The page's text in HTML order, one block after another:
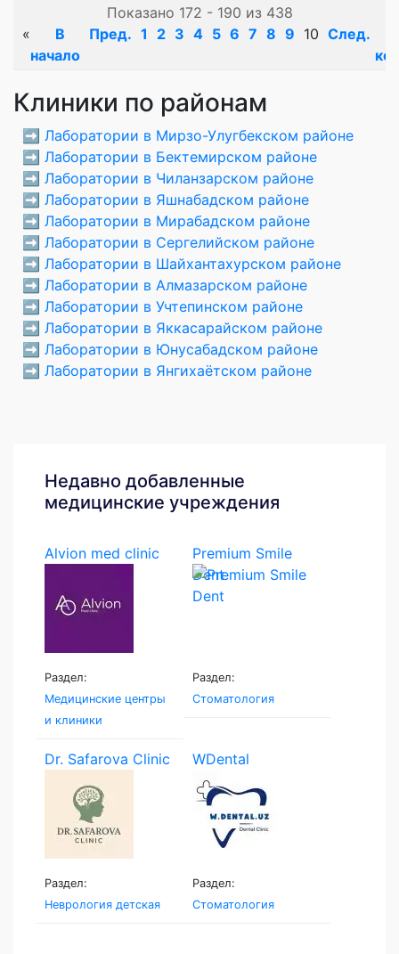
Показано 172 - 190 из 438
«
В
начало
Пред. 1 2 3 4 5 6 7 8 9 10 След.
Клиники по районам
➡️ Лаборатории в Мирзо-Улугбекском районе
➡️ Лаборатории в Бектемирском районе
➡️ Лаборатории в Чиланзарском районе
➡️ Лаборатории в Яшнабадском районе
➡️ Лаборатории в Мирабадском районе
➡️ Лаборатории в Сергелийском районе
➡️ Лаборатории в Шайхантахурском районе
➡️ Лаборатории в Алмазарском районе
➡️ Лаборатории в Учтепинском районе
➡️ Лаборатории в Яккасарайском районе
➡️ Лаборатории в Юнусабадском районе
➡️ Лаборатории в Янгихаётском районе
Недавно добавленные
медицинские учреждения
Alvion med clinic
Раздел:
Медицинские центры
и клиники
Premium Smile
Dent
Раздел:
Стоматология
Dr. Safarova Clinic
Раздел:
Неврология детская
WDental
Раздел:
Стоматология